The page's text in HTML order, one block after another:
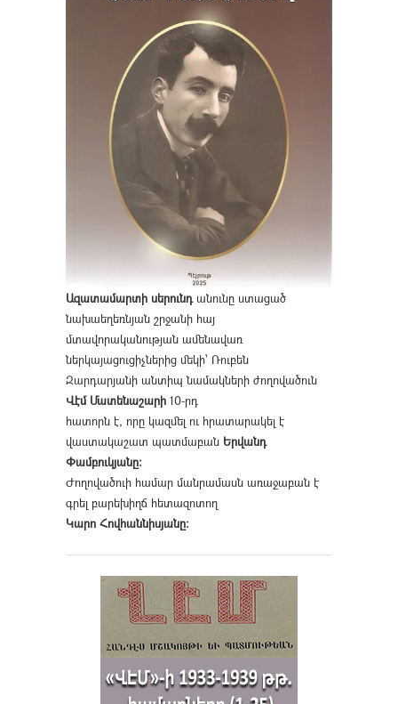
Ազատամարտի սերունդանունը ստացած
նախաեղեռնյան շրջանի հայ
մտավորականության ամենավառ
ներկայացուցիչներից մեկի՝ Ռուբեն
Զարդարյանի անտիպ նամակների ժողովածուն
Վէմ Մատենաշարի 10-րդ
հատորն է, որը կազմել ու հրատարակել է
վաստակաշատ պատմաբան Երվանդ
Փամբուկյանը։
Ժողովածուի համար մանրամասն առաջաբան է
գրել բարեխիղճ հետազոտող
Կարո Հովհաննիսյանը։